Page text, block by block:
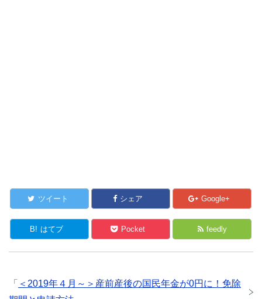
ツイート シェア Google+
B! はてブ Pocket feedly
「 ＜2019年４月～＞産前産後の国民年金が0円に！免除